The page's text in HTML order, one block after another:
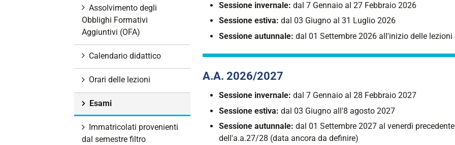
Sessione invernale: dal 7 Gennaio al 27 Febbraio 2026
Sessione estiva: dal 03 Giugno al 31 Luglio 2026
Sessione autunnale: dal 01 Settembre 2026 all'inizio delle
A.A. 2026/2027
Sessione invernale: dal 7 Gennaio al 28 Febbraio 2027
Sessione estiva: dal 03 Giugno all'8 agosto 2027
Sessione autunnale: dal 01 Settembre 2027 al venerdì
dell'a.a.27/28 (data ancora da definire)
Assolvimento degli
Obblighi Formativi
Aggiuntivi (OFA)
Calendario didattico
Orari delle lezioni
Esami
Immatricolati provenienti
dal semestre filtro